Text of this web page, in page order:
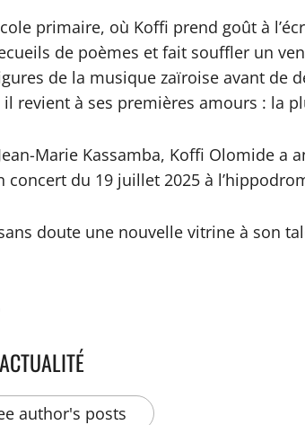
primaire, où Koffi prend goût à
de poèmes et fait souffler un
de la musique zaïroise avant de
revient à ses premières amours : la
Marie Kassamba, Koffi Olomide a
concert du 19 juillet 2025 à
doute une nouvelle vitrine à son
author's posts